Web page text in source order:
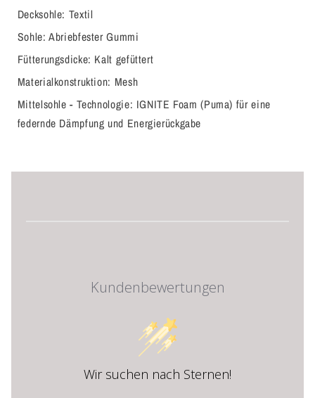
Decksohle: Textil
Sohle:Abriebfester Gummi
Fütterungsdicke: Kalt gefüttert
Materialkonstruktion: Mesh
Mittelsohle - Technologie: IGNITE Foam (Puma) für eine
federnde Dämpfung und Energierückgabe
Kundenbewertungen
Wir suchen nach Sternen!